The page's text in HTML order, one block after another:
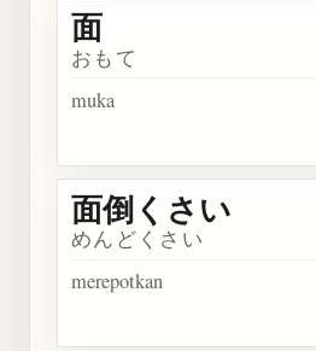
面
おもて
muka
面倒くさい
めんどくさい
merepotkan